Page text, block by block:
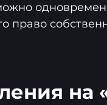
право
на